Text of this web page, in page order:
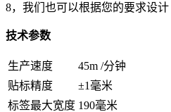
8，我们也可以根据您的要求设计
技术参数
生产速度
45m /分钟
贴标精度
±1毫米
标签最大宽度 190毫米